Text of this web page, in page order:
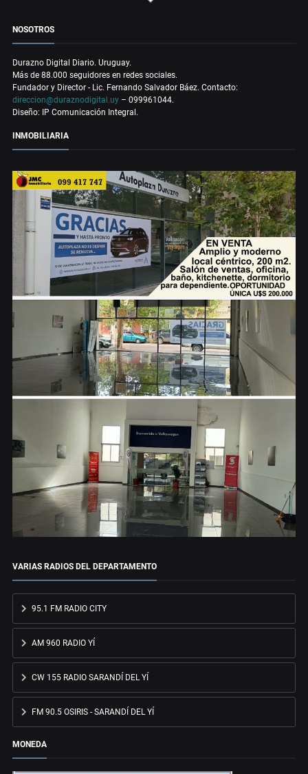
NOSOTROS
Durazno Digital Diario. Uruguay.
Más de 88.000 seguidores en redes sociales.
Fundador y Director - Lic. Fernando Salvador Báez. Contacto:
direccion@duraznodigital.uy – 099961044.
Diseño: IP Comunicación Integral.
INMOBILIARIA
VARIAS RADIOS DEL DEPARTAMENTO
95.1 FM RADIO CITY
AM 960 RADIO YÍ
CW 155 RADIO SARANDÍ DEL YÍ
FM 90.5 OSIRIS - SARANDÍ DEL YÍ
MONEDA